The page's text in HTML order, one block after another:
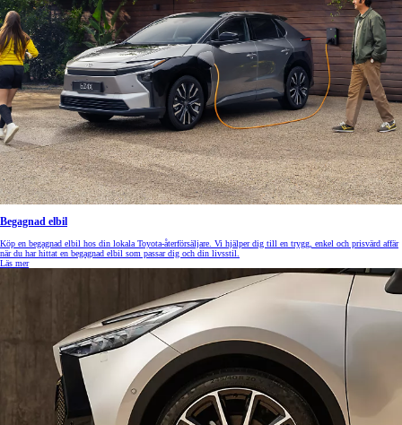
Begagnad elbil
Köp en begagnad elbil hos din lokala Toyota-återförsäljare. Vi hjälper dig till en trygg, enkel och prisvärd affär
när du har hittat en begagnad elbil som passar dig och din livsstil.
Läs mer